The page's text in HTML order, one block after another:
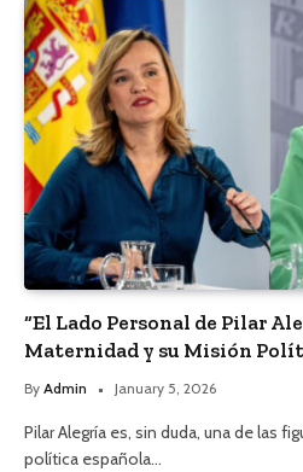
“El Lado Personal de Pilar
Maternidad y su Misión
By Admin January 5, 2026
Pilar Alegría es, sin duda, una de las
política española…